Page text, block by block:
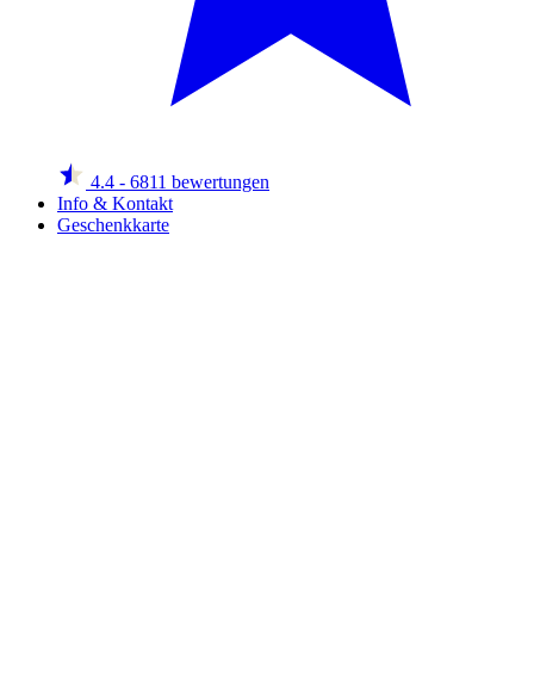
4.4 - 6811 bewertungen
Info & Kontakt
Geschenkkarte